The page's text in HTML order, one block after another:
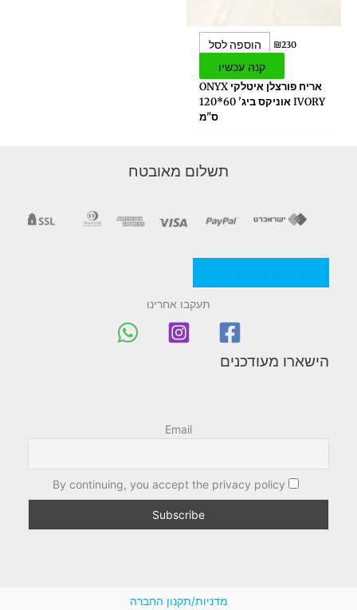
₪230 הוספה לסל
קנה עכשיו
אריח פורצלן איטלקי ONYX
IVORY אוניקס ביג' 60*120
ס"מ
תשלום מאובטח
תעקבו אחרינו
הישארו מעודכנים
Email
By continuing, you accept the privacy policy
מדניות/תקנון החברה